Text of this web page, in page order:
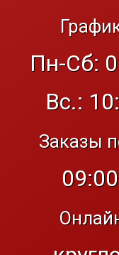
Пн-Сб:
Вс.:
Заказы